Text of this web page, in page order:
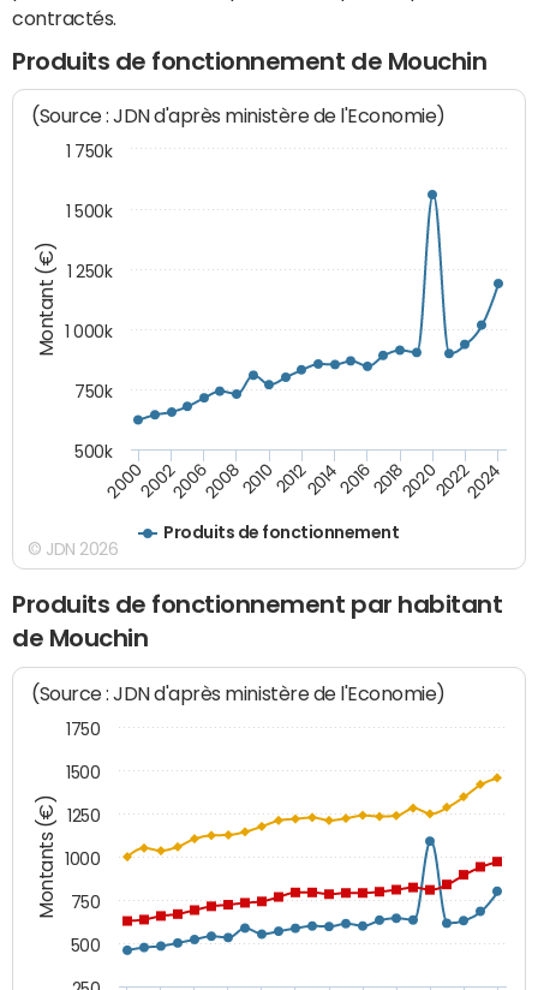
contractés.
Produits de fonctionnement de Mouchin
Montant (€)
(Source : JDN d'après ministère de l'Economie)
Produits de fonctionnement
200020022006200820102012201420162018202020222024
500k
750k
1 000k
1 250k
1 500k
1 750k
© JDN 2026
Produits de fonctionnement par habitant
de Mouchin
Montants (€)
(Source : JDN d'après ministère de l'Economie)
500
750
1000
1250
1500
1750